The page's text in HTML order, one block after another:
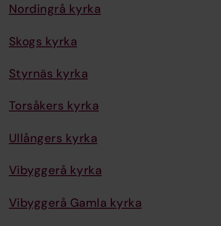
Nordingrå kyrka
Skogs kyrka
Styrnäs kyrka
Torsåkers kyrka
Ullångers kyrka
Vibyggerå kyrka
Vibyggerå Gamla kyrka